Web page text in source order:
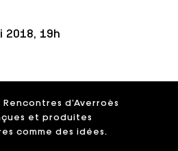
19h
d’Averroès
et produites
comme des idées.